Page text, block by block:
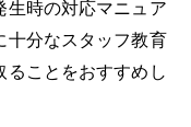
生時の対応マニュア
十分なスタッフ教育
ることをおすすめし